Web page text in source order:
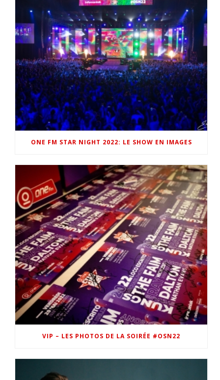
ONE FM STAR NIGHT 2022: LE SHOW EN IMAGES
VIP – LES PHOTOS DE LA SOIRÉE #OSN22